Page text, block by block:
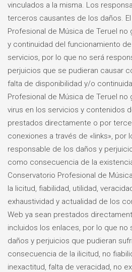
vinculados a la misma. Los
terceros causantes de los daños.
Profesional de Música de Teruel no
y continuidad del funcionamiento
servicios, por lo que no será
perjuicios que se pudieran causar
falta de disponibilidad y/o
Profesional de Música de Teruel no
virus en los servicios y contenidos
prestados directamente o por
conexiones a través de «links», por
responsable de los daños y
como consecuencia de la
Conservatorio Profesional de
la licitud, fiabilidad, utilidad,
exhaustividad y actualidad de los
Web ya sean prestados
incluidos los enlaces, por lo que no
daños y perjuicios que pudieran
consecuencia de la ilicitud, no
inexactitud, falta de veracidad, no